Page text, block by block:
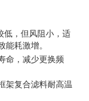
低，但风阻小，适
耗激增。
命，减少更换频
架复合滤料耐高温